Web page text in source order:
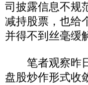
司披露信息不规
减持股票，也给
并得不到丝毫缓
笔者观察昨日
盘股炒作形式收